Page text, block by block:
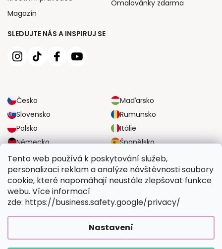
Tento web používá k poskytování služeb,
personalizaci reklam a analýze návštěvnosti soubory
cookie, které napomáhají neustále zlepšovat funkce
webu. Více informací
zde: https://business.safety.google/privacy/
Nastavení
SLEDUJTE NÁS A INSPIRUJ SE
Česko
Maďarsko
Slovensko
Rumunsko
Polsko
Itálie
Německo
Španělsko
Velká Británie
Rakousko
Magazín
Omalovánky zdarma
SPOLEHLIVÉ MOŽNOSTI DOPRAVY
BEZPEČNÉ MOŽNOSTI PLATBY